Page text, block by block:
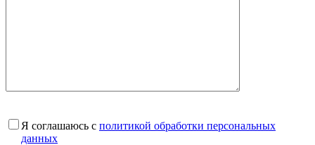
Я соглашаюсь с политикой обработки персональных
данных